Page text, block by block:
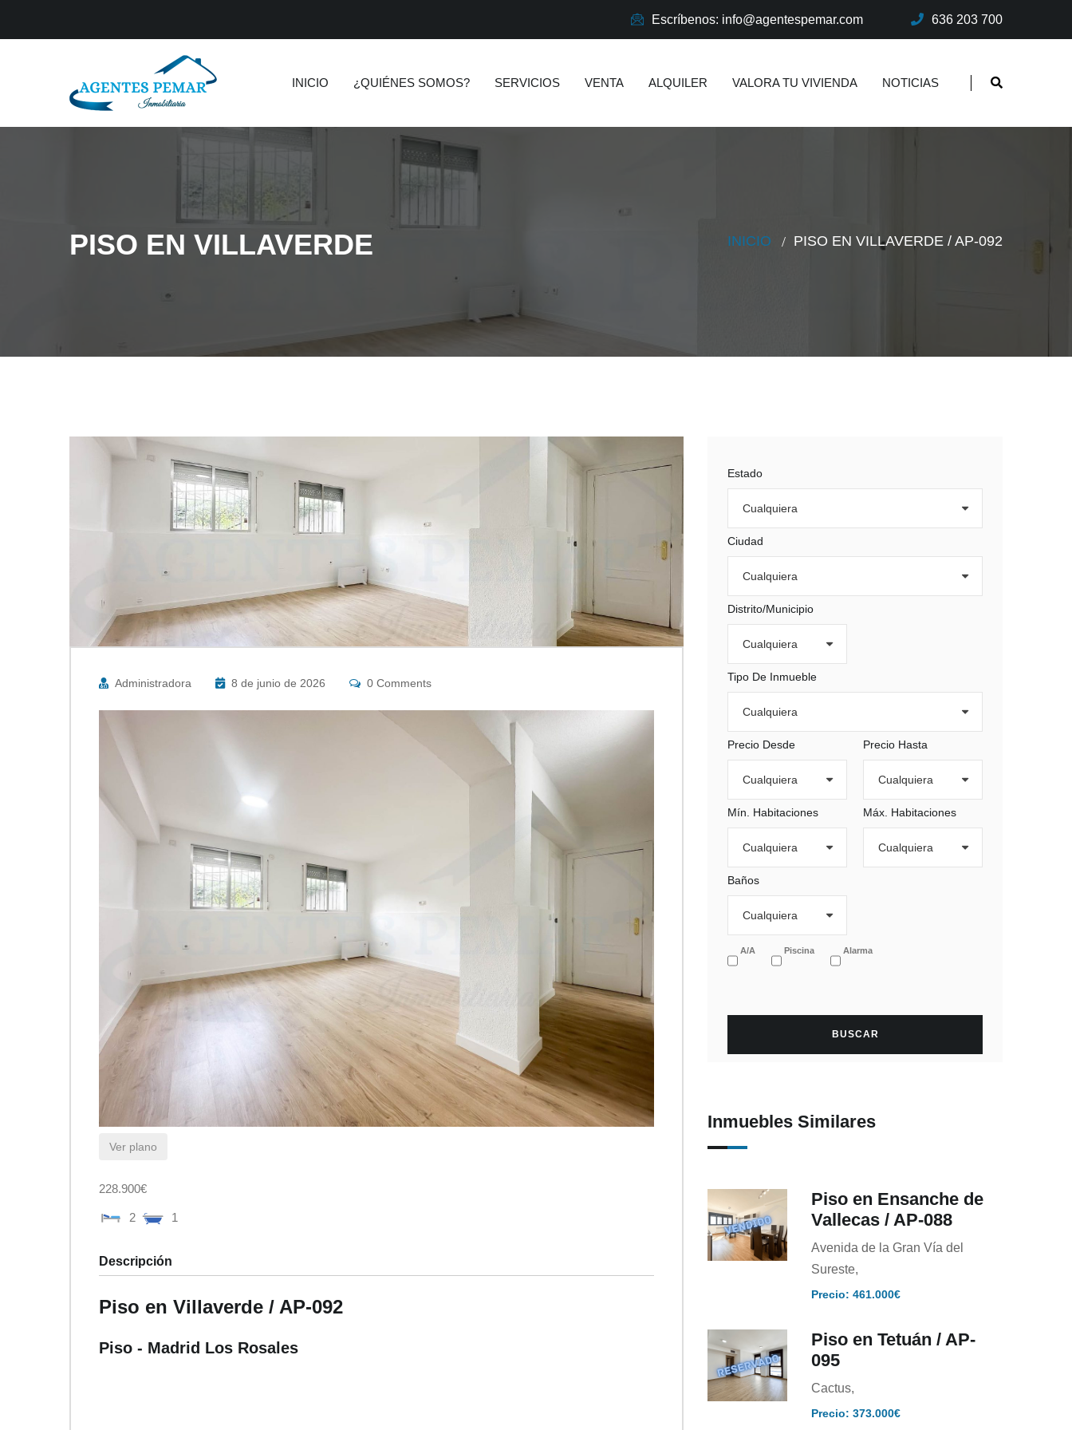
Escríbenos: info@agentespemar.com 636 203 700
INICIO ¿QUIÉNES SOMOS? SERVICIOS VENTA ALQUILER VALORA TU VIVIENDA NOTICIAS
PISO EN VILLAVERDE INICIO PISO EN VILLAVERDE / AP-092
Administradora 8 de junio de 2026 0 Comments
Ver plano
228.900€
2 1
Descripción
Piso en Villaverde / AP-092
Piso - Madrid Los Rosales
Estado
Ciudad
Distrito/Municipio
Tipo De Inmueble
Precio Desde Precio Hasta
Mín. Habitaciones Máx. Habitaciones
Baños
A/A Piscina Alarma
Inmuebles Similares
Piso en Ensanche de
Vallecas / AP-088
Avenida de la Gran Vía del
Sureste,
Precio: 461.000€
Piso en Tetuán / AP-
095
Cactus,
Precio: 373.000€